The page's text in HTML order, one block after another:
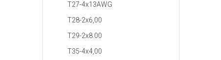
T27-4x13AWG
T28-2x6,00
T29-2x8.00
T35-4x4,00